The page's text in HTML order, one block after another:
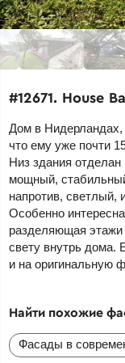
#12671. House
Дом в Нидерландах,
что ему уже почти
Низ здания отделан
мощный,
напротив, светлый,
Особенно
разделяющая
свету внутрь дома.
и на оригинальную
Найти похожие
Фасады в